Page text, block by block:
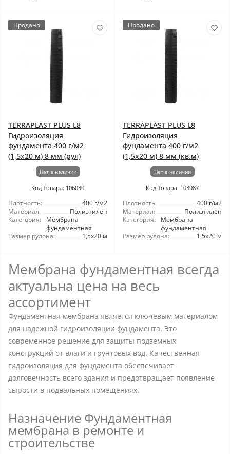
Продано
TERRAPLAST PLUS L8
Гидроизоляция
фундамента 400 г/м2
(1,5x20 м) 8 мм (рул)
Нет в наличии
Код Товара: 106030
Плотность:
400 г/м2
Материал:
Полиэтилен
Категория:
Мембрана
фундаментная
Размер рулона:
1,5x20 м
Продано
TERRAPLAST PLUS L8
Гидроизоляция
фундамента 400 г/м2
(1,5x20 м) 8 мм (кв.м)
Нет в наличии
Код Товара: 103987
Плотность:
400 г/м2
Материал:
Полиэтилен
Категория:
Мембрана
фундаментная
Размер рулона:
1,5x20 м
Мембрана фундаментная всегда
актуальна цена на весь
ассортимент
Фундаментная мембрана является ключевым материалом
для надежной гидроизоляции фундамента. Это
современное решение для защиты подземных
конструкций от влаги и грунтовых вод. Качественная
гидроизоляция для фундамента обеспечивает
долговечность всего здания и предотвращает появление
сырости в подвальных помещениях.
Назначение Фундаментная
мембрана в ремонте и
строительстве